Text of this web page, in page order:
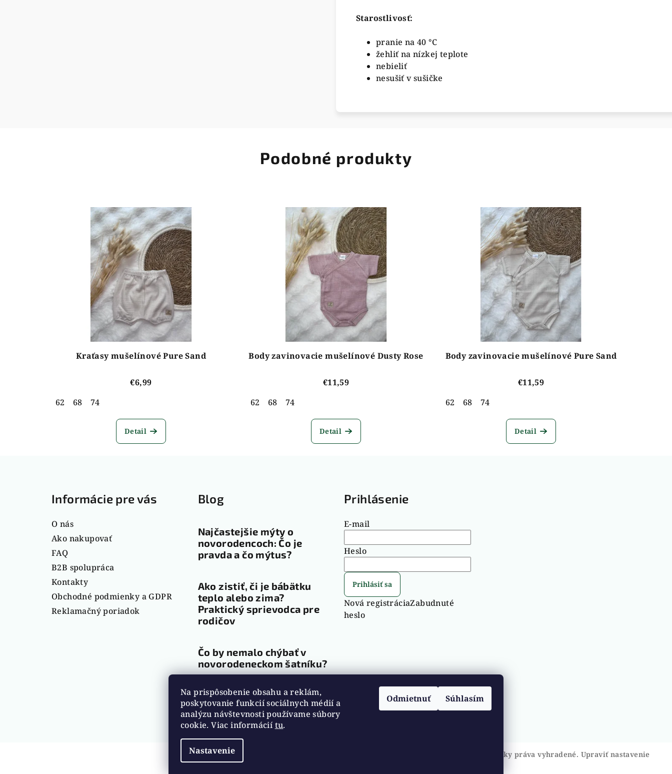
Na prispôsobenie obsahu a reklám,
poskytovanie funkcií sociálnych médií a
analýzu návštevnosti používame súbory
cookie. Viac informácií tu.
Nastavenie
Odmietnuť Súhlasím
Starostlivosť:
pranie na 40 °C
žehliť na nízkej teplote
nebieliť
nesušiť v sušičke
Podobné produkty
Kraťasy mušelínové Pure Sand
€6,99
62
68 74
Detail
Body zavinovacie mušelínové Dusty Rose
€11,59
62
68 74
Detail
Body zavinovacie mušelínové Pure Sand
€11,59
62
68 74
Detail
Informácie pre vás
O nás
Ako nakupovať
FAQ
B2B spolupráca
Kontakty
Obchodné podmienky a GDPR
Reklamačný poriadok
Blog
Najčastejšie mýty o
novorodencoch: Čo je
pravda a čo mýtus?
Ako zistiť, či je bábätku
teplo alebo zima?
Praktický sprievodca pre
rodičov
Čo by nemalo chýbať v
novorodeneckom šatníku?
Archív
Prihlásenie
E-mail
Heslo
Prihlásiť sa
Nová registráciaZabudnuté
heslo
. Všetky práva vyhradené. Upraviť nastavenie